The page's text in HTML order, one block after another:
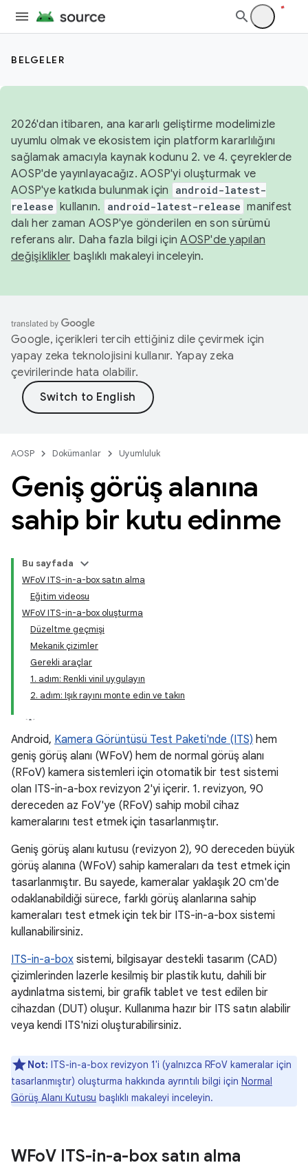
BELGELER
2026'dan itibaren, ana kararlı geliştirme modelimizle
uyumlu olmak ve ekosistem için platform kararlılığını
sağlamak amacıyla kaynak kodunu 2. ve 4. çeyreklerde
AOSP'de yayınlayacağız. AOSP'yi oluşturmak ve
AOSP'ye katkıda bulunmak için
android-latest-
release kullanın. android-latest-release manifest
dalı her zaman AOSP'ye gönderilen en son sürümü
referans alır. Daha fazla bilgi içinAOSP'de yapılan
değişiklikler başlıklı makaleyi inceleyin.
Google, içerikleri tercih ettiğiniz dile çevirmek için
yapay zeka teknolojisini kullanır. Yapay zeka
çevirilerinde hata olabilir.
AOSP Dokümanlar Uyumluluk
Geniş görüş alanına
sahip bir kutu edinme
Bu sayfada
WFoV ITS-in-a-box satın alma
Eğitim videosu
WFoV ITS-in-a-box oluşturma
Düzeltme geçmişi
Mekanik çizimler
Gerekli araçlar
1. adım: Renkli vinil uygulayın
2. adım: Işık rayını monte edin ve takın
Android, Kamera Görüntüsü Test Paketi'nde (ITS) hem
geniş görüş alanı (WFoV) hem de normal görüş alanı
(RFoV) kamera sistemleri için otomatik bir test sistemi
olan ITS-in-a-box revizyon 2'yi içerir. 1. revizyon, 90
dereceden az FoV'ye (RFoV) sahip mobil cihaz
kameralarını test etmek için tasarlanmıştır.
Geniş görüş alanı kutusu (revizyon 2), 90 dereceden büyük
görüş alanına (WFoV) sahip kameraları da test etmek için
tasarlanmıştır. Bu sayede, kameralar yaklaşık 20 cm'de
odaklanabildiği sürece, farklı görüş alanlarına sahip
kameraları test etmek için tek bir ITS-in-a-box sistemi
kullanabilirsiniz.
ITS-in-a-box sistemi, bilgisayar destekli tasarım (CAD)
çizimlerinden lazerle kesilmiş bir plastik kutu, dahili bir
aydınlatma sistemi, bir grafik tablet ve test edilen bir
cihazdan (DUT) oluşur. Kullanıma hazır bir ITS satın alabilir
veya kendi ITS'nizi oluşturabilirsiniz.
Not: ITS-in-a-box revizyon 1'i (yalnızca RFoV kameralar için
tasarlanmıştır) oluşturma hakkında ayrıntılı bilgi için Normal
Görüş Alanı Kutusu başlıklı makaleyi inceleyin.
WFoV ITS-in-a-box satın alma